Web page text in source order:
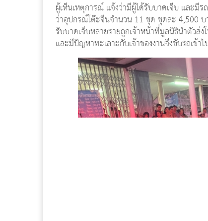
ผู้เห็นเหตุการณ์ แจ้งว่ามีผู้ได้รับบาดเจ็บ และ
ว่าอุปกรณ์โต๊ะจีนจำนวน 11 ชุด ชุดละ 4,500 บ
รับบาดเจ็บหลายรายถูกเจ้าหน้าที่มูลนิธินำตัวส่ง
และมีปัญหาทะเลาะกับเจ้าของงานจึงขับรถเข้าไ